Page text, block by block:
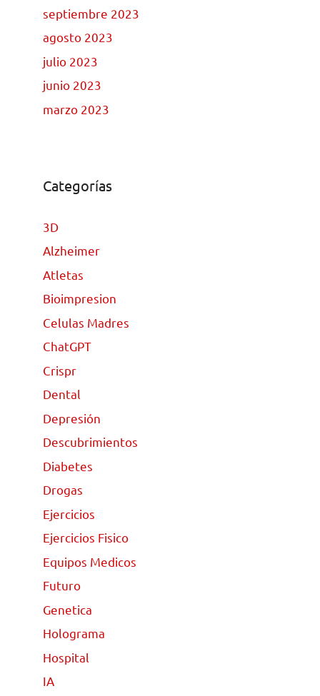
septiembre 2023
agosto 2023
julio 2023
junio 2023
marzo 2023
Categorías
3D
Alzheimer
Atletas
Bioimpresion
Celulas Madres
ChatGPT
Crispr
Dental
Depresión
Descubrimientos
Diabetes
Drogas
Ejercicios
Ejercicios Fisico
Equipos Medicos
Futuro
Genetica
Holograma
Hospital
IA